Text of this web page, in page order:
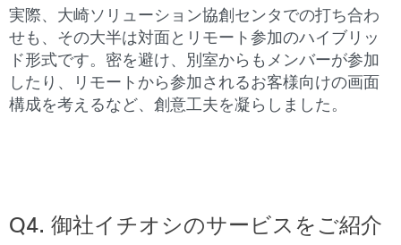
実際、大崎ソリューション協創センタでの打ち合わ
せも、その大半は対面とリモート参加のハイブリッ
ド形式です。密を避け、別室からもメンバーが参加
したり、リモートから参加されるお客様向けの画面
構成を考えるなど、創意工夫を凝らしました。
Q4. 御社イチオシのサービスをご紹介